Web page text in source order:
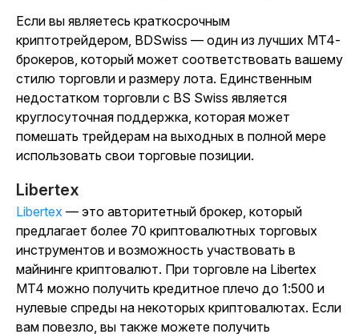
Если вы являетесь краткосрочным
криптотрейдером, BDSwiss — один из лучших MT4-
брокеров, который может соответствовать вашему
стилю торговли и размеру лота. Единственным
недостатком торговли с BS Swiss является
круглосуточная поддержка, которая может
помешать трейдерам на выходных в полной мере
использовать свои торговые позиции.
Libertex
Libertex — это авторитетный брокер, который
предлагает более 70 криптовалютных торговых
инструментов и возможность участвовать в
майнинге криптовалют. При торговле на Libertex
MT4 можно получить кредитное плечо до 1:500 и
нулевые спреды на некоторых криптовалютах. Если
вам повезло, вы также можете получить